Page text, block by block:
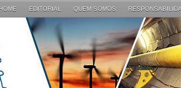
HOME EDITORIAL QUEM SOMOS